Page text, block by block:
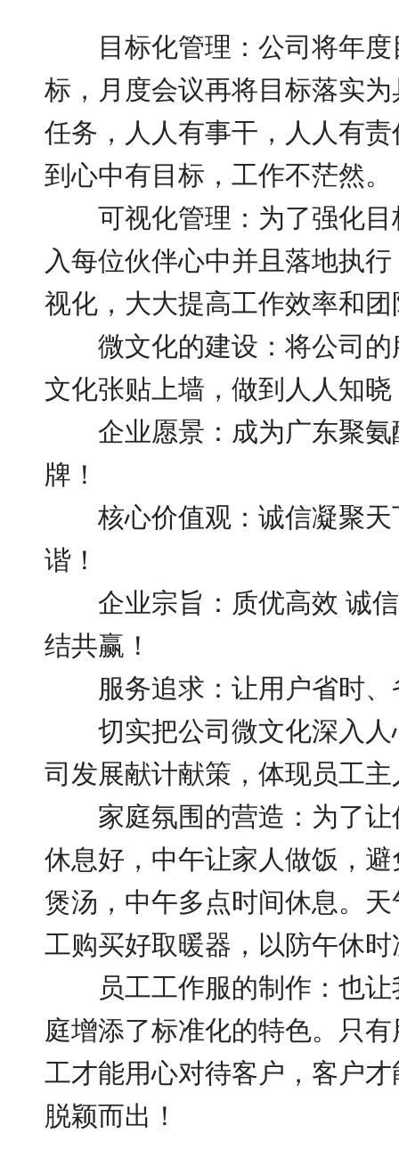
目标化管理：公司将年度
标，月度会议再将目标落实
任务，人人有事干，人人有
到心中有目标，工作不茫然。
可视化管理：为了强化目
入每位伙伴心中并且落地执
视化，大大提高工作效率和
微文化的建设：将公司的
文化张贴上墙，做到人人知
企业愿景：成为广东聚氨
牌！
核心价值观：诚信凝聚天
谐！
企业宗旨：质优高效 诚信
结共赢！
服务追求：让用户省时、
切实把公司微文化深入人
司发展献计献策，体现员工
家庭氛围的营造：为了让
休息好，中午让家人做饭，
煲汤，中午多点时间休息。
工购买好取暖器，以防午休
员工工作服的制作：也让
庭增添了标准化的特色。只
工才能用心对待客户，客户
脱颖而出！